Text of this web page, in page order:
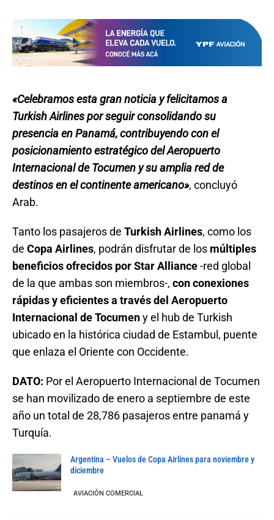
«Celebramos esta gran noticia y felicitamos a
Turkish Airlines por seguir consolidando su
presencia en Panamá, contribuyendo con el
posicionamiento estratégico del Aeropuerto
Internacional de Tocumen y su amplia red de
destinos en el continente americano», concluyó
Arab.
Tanto los pasajeros de Turkish Airlines, como los
de Copa Airlines, podrán disfrutar de los múltiples
beneficios ofrecidos por Star Alliance-red global
de la que ambas son miembros-, con conexiones
rápidas y eficientes a través del Aeropuerto
Internacional de Tocumeny el hub de Turkish
ubicado en la histórica ciudad de Estambul, puente
que enlaza el Oriente con Occidente.
DATO: Por el Aeropuerto Internacional de Tocumen
se han movilizado de enero a septiembre de este
año un total de 28,786 pasajeros entre panamá y
Turquía.
Argentina – Vuelos de Copa Airlines para noviembre y
diciembre
AVIACIÓN COMERCIAL